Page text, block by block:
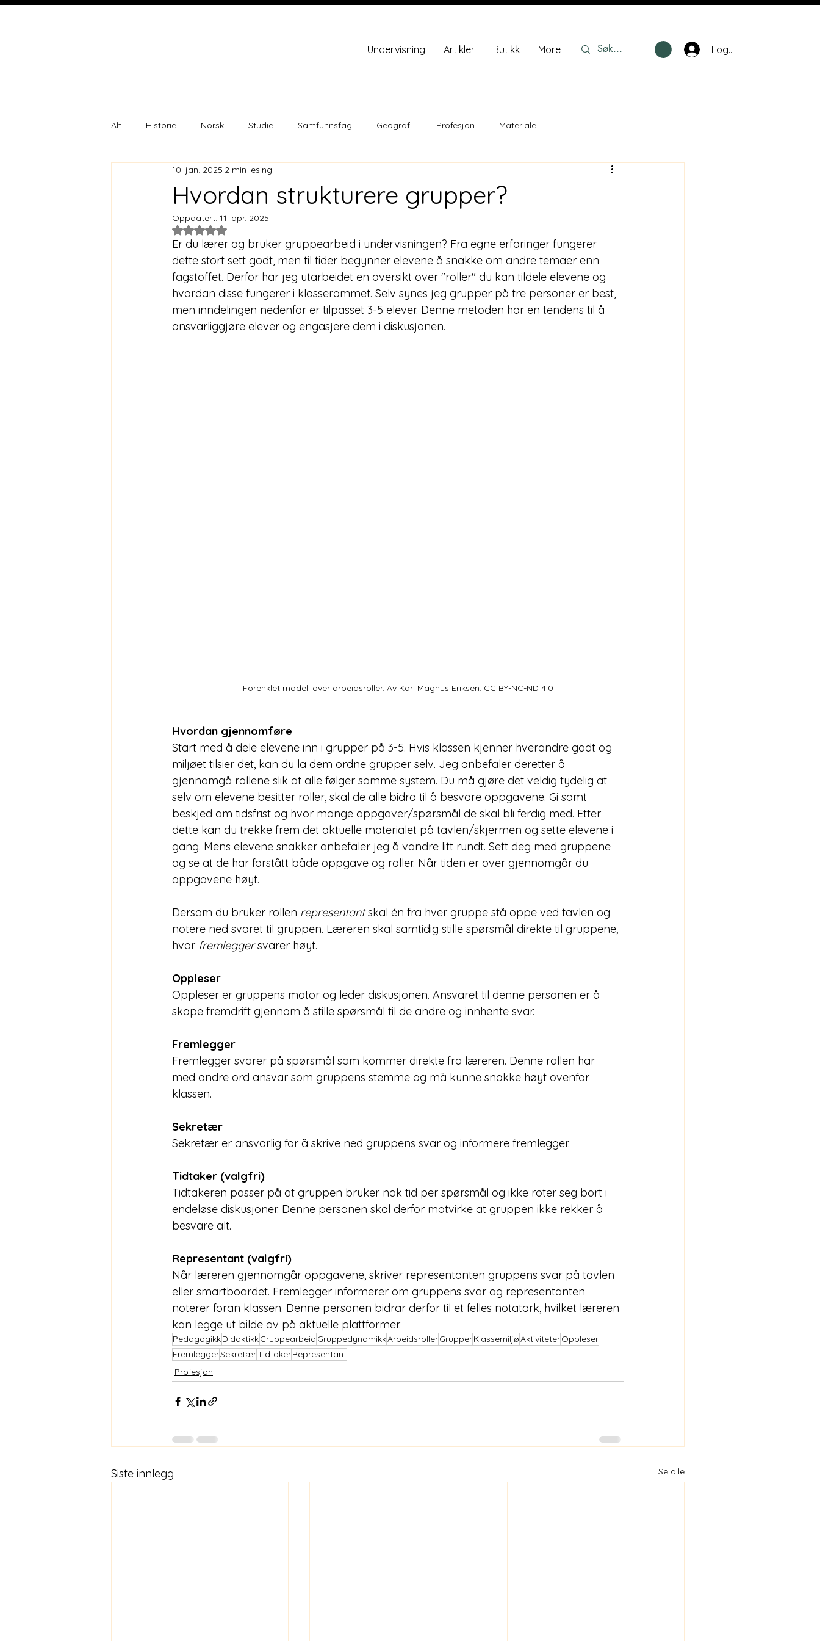
Undervisning Artikler Butikk More Logg inn
Alt Historie Norsk Studie Samfunnsfag Geografi Profesjon Materiale
Hvordan strukturere grupper?
10. jan. 2025 2 min lesing
Oppdatert: 11. apr. 2025
Gitt NaN av 5 stjerner.
Er du lærer og bruker gruppearbeid i undervisningen? Fra egne erfaringer fungerer
dette stort sett godt, men til tider begynner elevene å snakke om andre temaer enn
fagstoffet. Derfor har jeg utarbeidet en oversikt over "roller" du kan tildele elevene og
hvordan disse fungerer i klasserommet. Selv synes jeg grupper på tre personer er best,
men inndelingen nedenfor er tilpasset 3-5 elever. Denne metoden har en tendens til å
ansvarliggjøre elever og engasjere dem i diskusjonen.
Forenklet modell over arbeidsroller. Av Karl Magnus Eriksen. CC BY-NC-ND 4.0
Hvordan gjennomføre
Start med å dele elevene inn i grupper på 3-5. Hvis klassen kjenner hverandre godt og
miljøet tilsier det, kan du la dem ordne grupper selv. Jeg anbefaler deretter å
gjennomgå rollene slik at alle følger samme system. Du må gjøre det veldig tydelig at
selv om elevene besitter roller, skal de alle bidra til å besvare oppgavene. Gi samt
beskjed om tidsfrist og hvor mange oppgaver/spørsmål de skal bli ferdig med. Etter
dette kan du trekke frem det aktuelle materialet på tavlen/skjermen og sette elevene i
gang. Mens elevene snakker anbefaler jeg å vandre litt rundt. Sett deg med gruppene
og se at de har forstått både oppgave og roller. Når tiden er over gjennomgår du
oppgavene høyt.
Dersom du bruker rollen representant skal én fra hver gruppe stå oppe ved tavlen og
notere ned svaret til gruppen. Læreren skal samtidig stille spørsmål direkte til gruppene,
hvor fremlegger svarer høyt.
Oppleser
Oppleser er gruppens motor og leder diskusjonen. Ansvaret til denne personen er å
skape fremdrift gjennom å stille spørsmål til de andre og innhente svar.
Fremlegger
Fremlegger svarer på spørsmål som kommer direkte fra læreren. Denne rollen har
med andre ord ansvar som gruppens stemme og må kunne snakke høyt ovenfor
klassen.
Sekretær
Sekretær er ansvarlig for å skrive ned gruppens svar og informere fremlegger.
Tidtaker (valgfri)
Tidtakeren passer på at gruppen bruker nok tid per spørsmål og ikke roter seg bort i
endeløse diskusjoner. Denne personen skal derfor motvirke at gruppen ikke rekker å
besvare alt.
Representant (valgfri)
Når læreren gjennomgår oppgavene, skriver representanten gruppens svar på tavlen
eller smartboardet. Fremlegger informerer om gruppens svar og representanten
noterer foran klassen. Denne personen bidrar derfor til et felles notatark, hvilket læreren
kan legge ut bilde av på aktuelle plattformer.
PedagogikkDidaktikkGruppearbeid GruppedynamikkArbeidsrollerGrupperKlassemiljøAktiviteterOppleser
FremleggerSekretærTidtakerRepresentant
Profesjon
Siste innlegg Se alle